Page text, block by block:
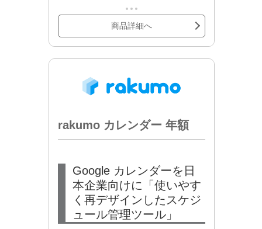
とめて導入できるお得なパックです。
以下のサービスが含まれます。
・rakumo カレンダー
・rakumo ボード
・rakumo コンタクト
商品詳細へ
rakumo カレンダー 年額
Google カレンダーを日
本企業向けに「使いやす
く再デザインしたスケジ
ュール管理ツール」